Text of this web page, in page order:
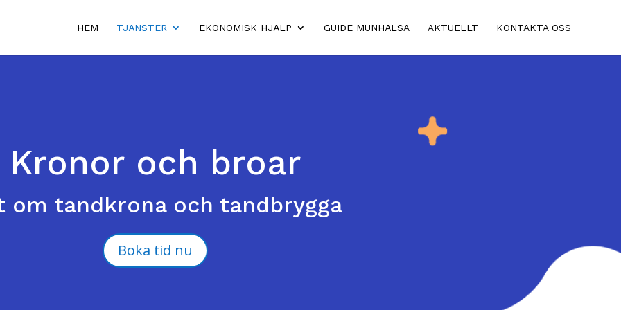
HEM TJÄNSTER EKONOMISK HJÄLP GUIDE MUNHÄLSA AKTUELLT KONTAKTA OSS
Kronor och broar
om tandkrona och tandbrygga
Boka tid nu